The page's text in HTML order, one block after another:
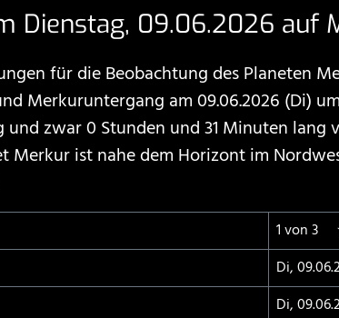
Dienstag, 09.06.2026 auf
für die Beobachtung des Planeten
Merkuruntergang am 09.06.2026 (Di)
zwar 0 Stunden und 31 Minuten lang
Merkur ist nahe dem Horizont im
1 von
Di,
Di,